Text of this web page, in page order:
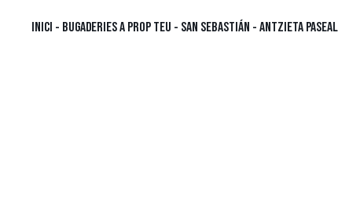
INICI - BUGADERIES A PROP TEU - SAN SEBASTIÁN - ANTZIETA